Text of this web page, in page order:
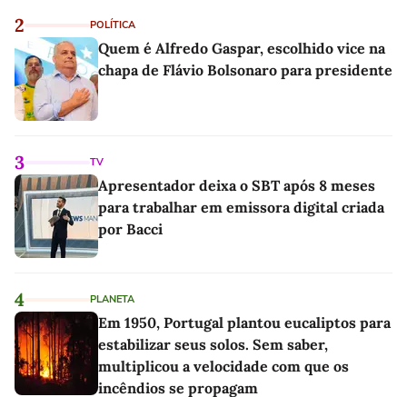
2 POLÍTICA
Quem é Alfredo Gaspar, escolhido vice na
chapa de Flávio Bolsonaro para presidente
3 TV
Apresentador deixa o SBT após 8 meses
para trabalhar em emissora digital criada
por Bacci
4 PLANETA
Em 1950, Portugal plantou eucaliptos para
estabilizar seus solos. Sem saber,
multiplicou a velocidade com que os
incêndios se propagam